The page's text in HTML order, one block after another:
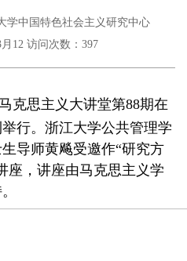
学中国特色社会主义研究中心
12访问次数： 397
克思主义大讲堂第88期在
行。 浙江大学公共管理学
导师黄飚受邀作“研究方
座，讲座由马克思主义学